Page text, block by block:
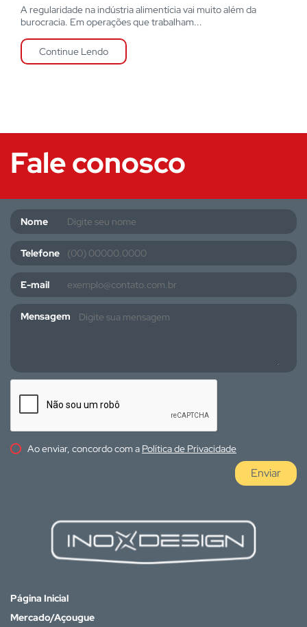
A regularidade na indústria alimentícia vai muito além da
burocracia. Em operações que trabalham...
Continue Lendo
Fale conosco
Nome
Telefone
E-mail
Mensagem
Ao enviar, concordo com a Política de Privacidade
Enviar
Página Inicial
Mercado/Açougue